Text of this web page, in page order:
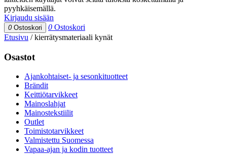
pyyhkäisemällä.
Kirjaudu sisään
0 Ostoskori 0 Ostoskori
Etusivu /kierrätysmateriaali kynät
Osastot
Ajankohtaiset- ja sesonkituotteet
Brändit
Keittiötarvikkeet
Mainoslahjat
Mainostekstiilit
Outlet
Toimistotarvikkeet
Valmistettu Suomessa
Vapaa-ajan ja kodin tuotteet